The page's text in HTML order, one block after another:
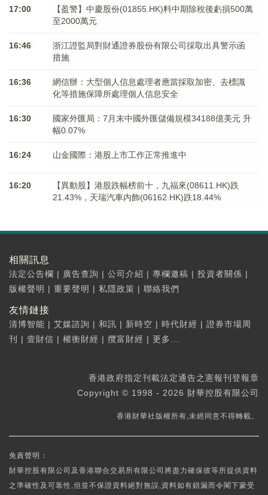
17:00
【盈警】中慶股份(01855.HK)料中期除稅後虧損500萬
至2000萬元
16:46
浙江證監局對財通證券股份有限公司採取出具警示函
措施
16:36
網信辦：大型個人信息處理者應當採取加密、去標識
化等措施保障所處理個人信息安全
16:30
國家外匯局：7月末中國外匯儲備規模34188億美元 升
幅0.07%
16:24 山金國際：港股上市工作正常推進中
16:20
【異動股】港股跌幅榜前十，九福來(08611.HK)跌
21.43%，天瑞汽車内飾(06162.HK)跌18.44%
相關訊息
法定公告欄 | 廣告查詢 | 公司介紹 | 專欄邀稿 | 投資者關係 |
版權聲明 | 重要聲明 | 私隱政策 | 聯絡我們
友情鏈接
清博智能 | 艾媒諮詢 | 和訊 | 新時空 | 時代財經 | 證券市場周
刊
| 壹財信 | 權衡財經 | 攬富財經 | 更多...
香港政府指定刊載法定通告之憲報刊登報章
Copyright © 1998 - 2026 財華控股有限公司
香港財華社版權所有,未經同意不得轉載。
免責聲明：
財華控股有限公司及香港聯合交易所有限公司將盡力確保彼等所提供資料
之準確性及可靠性,但並不保證資料絕對無誤,資料如有錯漏而令閣下蒙受